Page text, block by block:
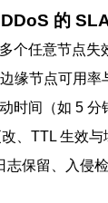
的
个任意节点失
缘节点可用率
时间（如 5
、TTL 生效与
志保留、入侵